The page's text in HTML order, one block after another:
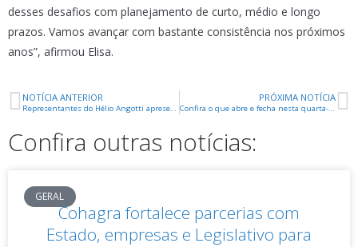
desses desafios com planejamento de curto, médio e longo
prazos. Vamos avançar com bastante consistência nos próximos
anos”, afirmou Elisa.
NOTÍCIA ANTERIOR
Representantes do Hélio Angotti apresentam projeto do hospital do Futuro para a prefeita
PRÓXIMA NOTÍCIA
Confira o que abre e fecha nesta quarta-feira, 20, feriado do Dia da Consciência Negra
Confira outras notícias:
GERAL
Cohagra fortalece parcerias com
Estado, empresas e Legislativo para